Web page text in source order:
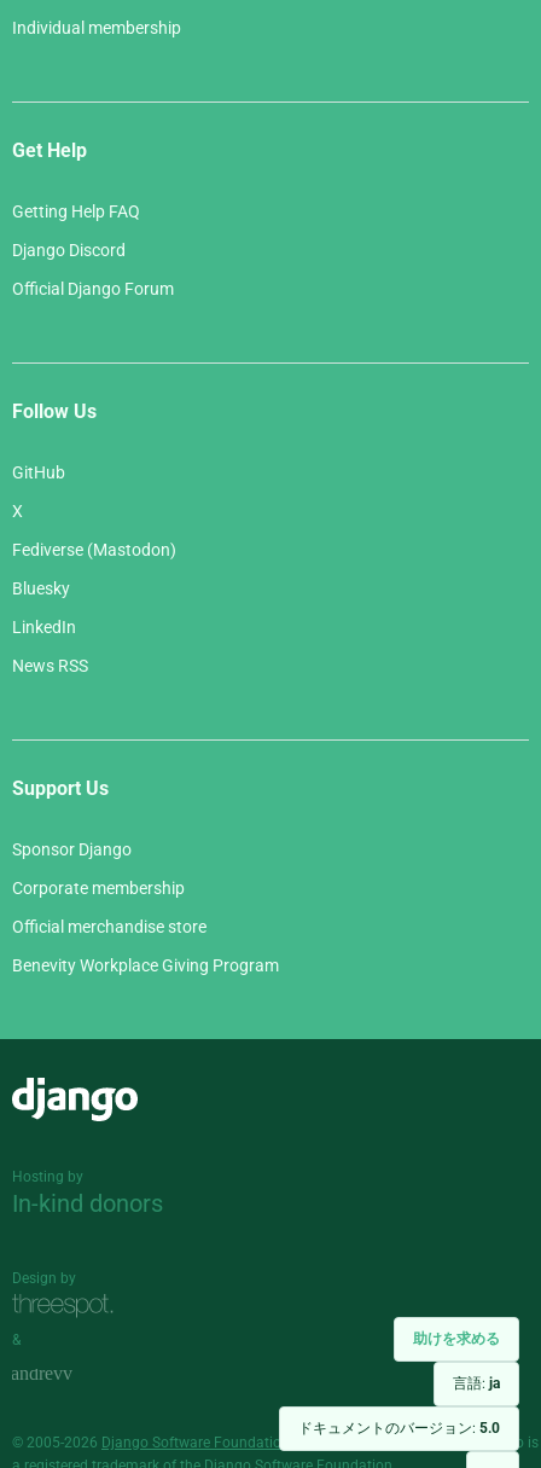
助けを求める
言語: ja
ドキュメントのバージョン: 5.0
Individual membership
Get Help
Getting Help FAQ
Django Discord
Official Django Forum
Follow Us
GitHub
X
Fediverse (Mastodon)
Bluesky
LinkedIn
News RSS
Support Us
Sponsor Django
Corporate membership
Official merchandise store
Benevity Workplace Giving Program
Hosting by
In-kind donors
Design by
&
© 2005-2026 Django Software Foundation
and individual contributors. Django is